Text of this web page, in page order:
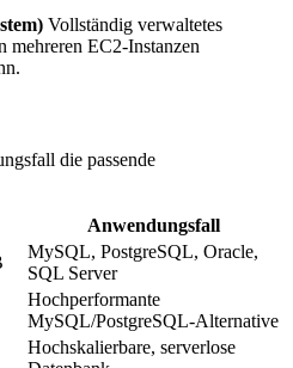
Vollständig verwaltetes
mehreren EC2-Instanzen
die passende
Anwendungsfall
MySQL, PostgreSQL, Oracle,
SQL Server
Hochperformante
MySQL/PostgreSQL-Alternative
Hochskalierbare, serverlose